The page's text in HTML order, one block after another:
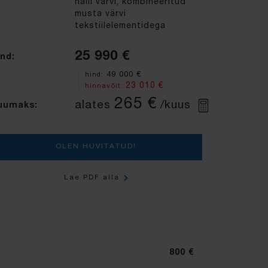
halli värvi, kombineeritud
musta värvi
tekstiilelementidega
25 990 €
hind: 49 000 €
hinnavõit: 23 010 €
alates 265 € /kuus
OLEN HUVITATUD!
Lae PDF alla
800 €